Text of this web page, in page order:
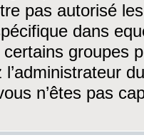
pas autorisé
dans
groupes
l’administrateur
n’êtes pas